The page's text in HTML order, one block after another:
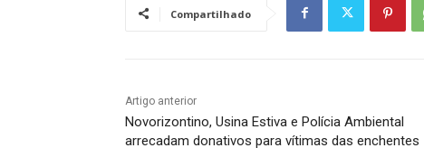
Compartilhado
Artigo anterior
Novorizontino, Usina Estiva e Polícia Ambiental
arrecadam donativos para vítimas das enchentes